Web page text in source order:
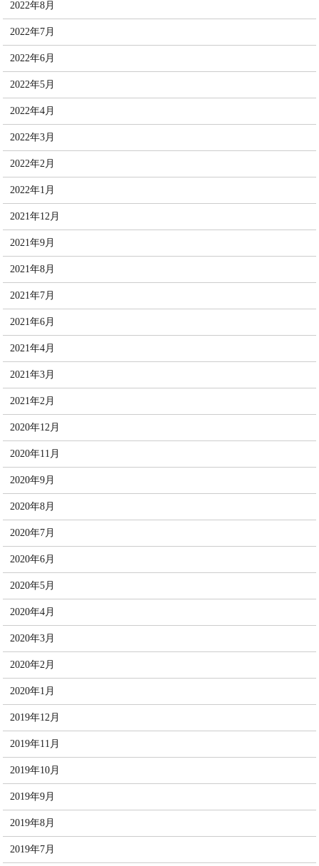
2022年8月
2022年7月
2022年6月
2022年5月
2022年4月
2022年3月
2022年2月
2022年1月
2021年12月
2021年9月
2021年8月
2021年7月
2021年6月
2021年4月
2021年3月
2021年2月
2020年12月
2020年11月
2020年9月
2020年8月
2020年7月
2020年6月
2020年5月
2020年4月
2020年3月
2020年2月
2020年1月
2019年12月
2019年11月
2019年10月
2019年9月
2019年8月
2019年7月